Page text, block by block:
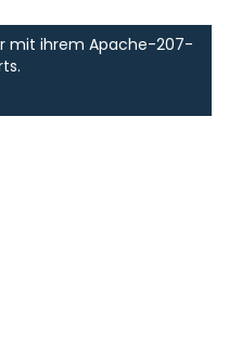
mit ihrem Apache-207-